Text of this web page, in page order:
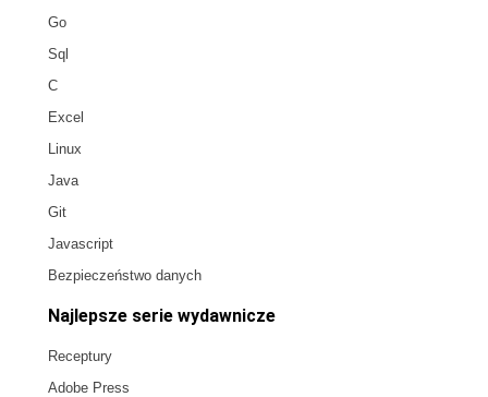
Go
Sql
C
Excel
Linux
Java
Git
Javascript
Bezpieczeństwo danych
Najlepsze serie wydawnicze
Receptury
Adobe Press